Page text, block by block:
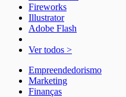
Fireworks
Illustrator
Adobe Flash
Ver todos >
Empreendedorismo
Marketing
Finanças